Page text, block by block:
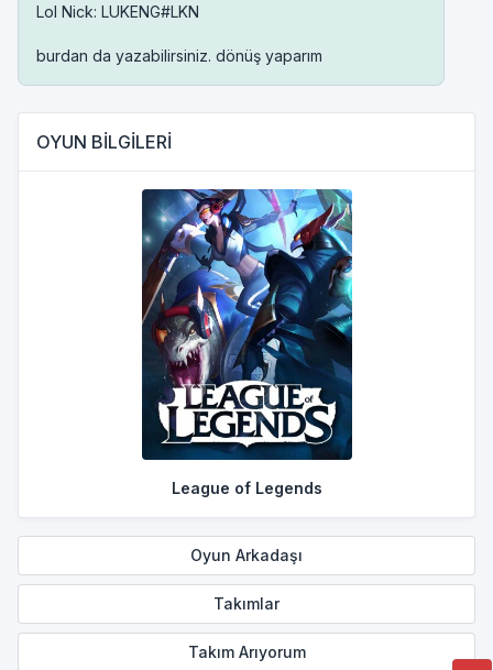
Lol Nick: LUKENG#LKN
burdan da yazabilirsiniz. dönüş yaparım
OYUN BİLGİLERİ
League of Legends
Oyun Arkadaşı
Takımlar
Takım Arıyorum